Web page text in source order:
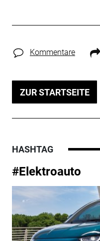
Kommentare
ZUR STARTSEITE
HASHTAG
#Elektroauto